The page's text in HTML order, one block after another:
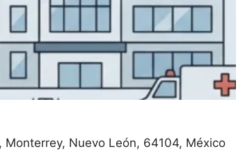
Monterrey Nuevo León 64104 México